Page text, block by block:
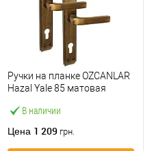
В наличии
Ручки на планке OZCANLAR
Hazal Yale 85 матовая
Цена 1 209 грн.